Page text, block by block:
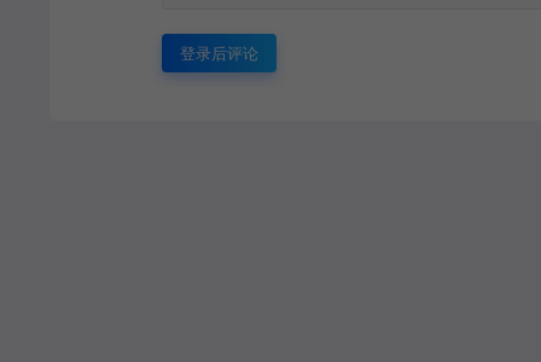
登录后评论